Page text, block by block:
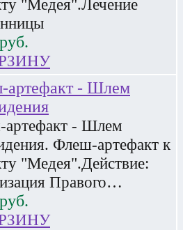
"Медея".Лечение
руб.
артефакт - Шлем
- Шлем
Флеш-артефакт к
"Медея".Действие:
Правого…
руб.